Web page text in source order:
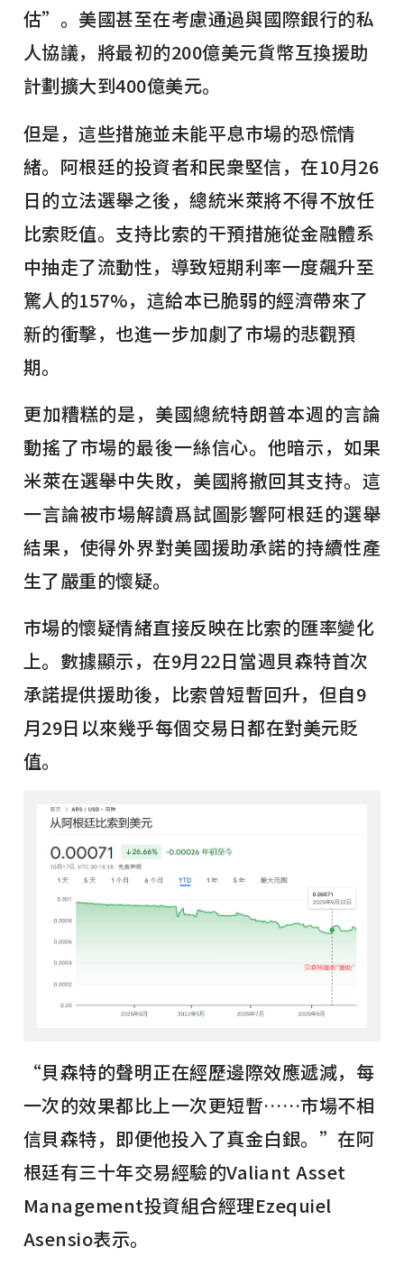
估”。美國甚至在考慮通過與國際銀行的私
人協議，將最初的200億美元貨幣互換援助
計劃擴大到400億美元。
但是，這些措施並未能平息市場的恐慌情
緒。阿根廷的投資者和民衆堅信，在10月26
日的立法選舉之後，總統米萊將不得不放任
比索貶值。支持比索的干預措施從金融體系
中抽走了流動性，導致短期利率一度飆升至
驚人的157%，這給本已脆弱的經濟帶來了
新的衝擊，也進一步加劇了市場的悲觀預
期。
更加糟糕的是，美國總統特朗普本週的言論
動搖了市場的最後一絲信心。他暗示，如果
米萊在選舉中失敗，美國將撤回其支持。這
一言論被市場解讀爲試圖影響阿根廷的選舉
結果，使得外界對美國援助承諾的持續性產
生了嚴重的懷疑。
市場的懷疑情緒直接反映在比索的匯率變化
上。數據顯示，在9月22日當週貝森特首次
承諾提供援助後，比索曾短暫回升，但自9
月29日以來幾乎每個交易日都在對美元貶
值。
“貝森特的聲明正在經歷邊際效應遞減，每
一次的效果都比上一次更短暫……市場不相
信貝森特，即便他投入了真金白銀。”在阿
根廷有三十年交易經驗的Valiant Asset
Management投資組合經理Ezequiel
Asensio表示。